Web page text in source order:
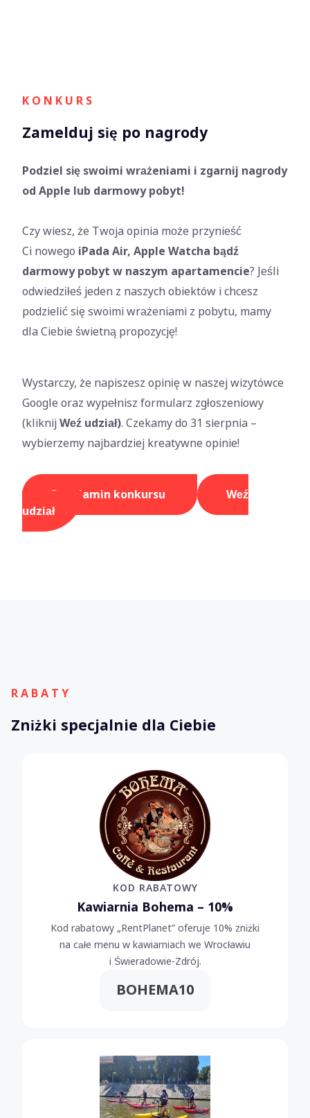
K O N K U R S
Zamelduj się po nagrody
Podziel się swoimi wrażeniami i zgarnij nagrody
od Apple lub darmowy pobyt!
Czy wiesz, że Twoja opinia może przynieść
Ci nowego iPada Air, Apple Watcha bądź
darmowy pobyt w naszym apartamencie? Jeśli
odwiedziłeś jeden z naszych obiektów i chcesz
podzielić się swoimi wrażeniami z pobytu, mamy
dla Ciebie świetną propozycję!
Wystarczy, że napiszesz opinię w naszej wizytówce
Google oraz wypełnisz formularz zgłoszeniowy
(kliknijWeź udział). Czekamy do 31 sierpnia –
wybierzemy najbardziej kreatywne opinie!
Regulamin konkursu
Weź
udział
R A B A T Y
Zniżki specjalnie dla Ciebie
KOD RABATOWY
Kawiarnia Bohema – 10%
Kod rabatowy „RentPlanet” oferuje 10% zniżki
na całe menu w kawiarniach we Wrocławiu
i Świeradowie-Zdrój.
BOHEMA10